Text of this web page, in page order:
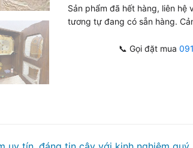
Sản phẩm đã hết hàng, liên hệ
tương tự đang có sẵn hàng.
📞 Gọi đặt mua